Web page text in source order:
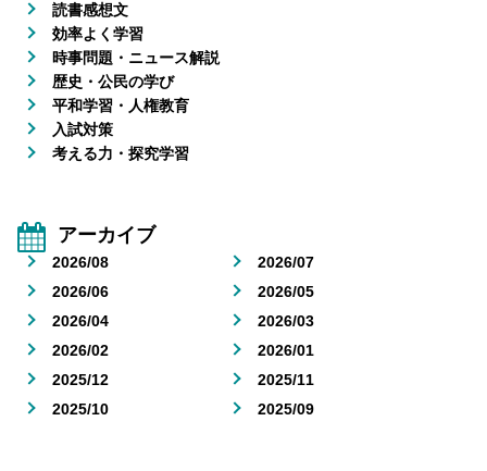
読書感想文
効率よく学習
時事問題・ニュース解説
歴史・公民の学び
平和学習・人権教育
入試対策
考える力・探究学習
アーカイブ
2026/08
2026/07
2026/06
2026/05
2026/04
2026/03
2026/02
2026/01
2025/12
2025/11
2025/10
2025/09